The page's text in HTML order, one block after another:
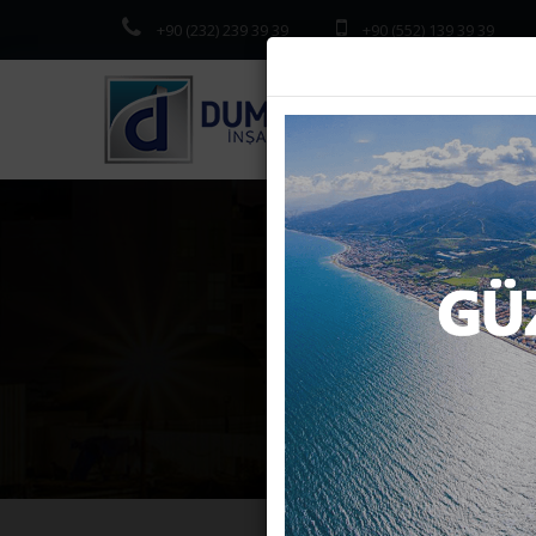
+90 (232) 239 39 39 +90 (552) 139 39 39
UYGUN